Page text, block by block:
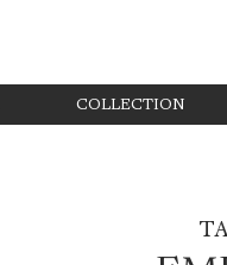
COLLECTION